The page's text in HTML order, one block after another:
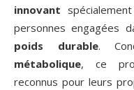
innovant
personnes engagées
poids durable.
métabolique, ce
reconnus pour leurs